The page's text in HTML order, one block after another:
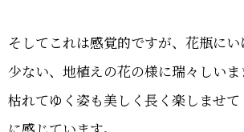
そしてこれは感覚的ですが、花瓶に
少ない、地植えの花の様に瑞々しいま
枯れてゆく姿も美しく長く楽しませて